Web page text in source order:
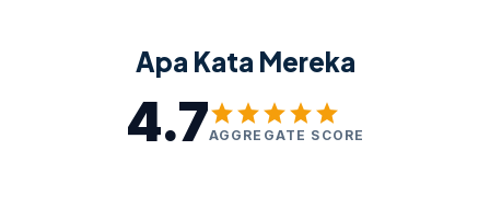
Apa Kata Mereka
4.7starstarstarstarstar
AGGREGATE SCORE